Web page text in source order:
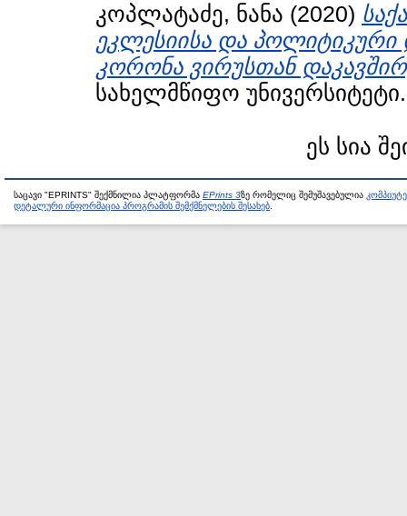
კოპლატაძე, ნანა (2020)
ეკლესიისა და პოლიტიკური
კორონა ვირუსთან
სახელმწიფო უნივერსიტეტი.
ეს სია
საცავი "EPRINTS" შექმნილია პლატფორმა EPrints 3ზე რომელიც შემუშავებულია
დეტალური ინფორმაცია პროგრამის შემქმნელების შესახებ